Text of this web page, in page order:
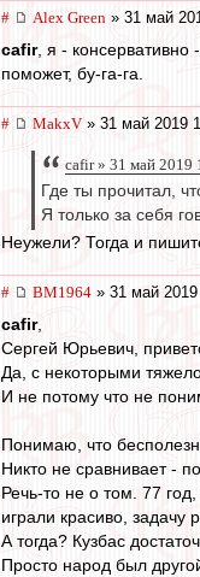
# Alex Green » 31 май
cafir, я - консервативно
поможет, бу-га-га.
# MakxV » 31 май 2019
cafir » 31 май 2019
Где ты прочитал,
Я только за себя
Неужели? Тогда и
# BM1964 » 31 май 2019
cafir,
Сергей Юрьевич,
Да, с некоторыми
И не потому что не
Понимаю, что
Никто не сравнивает -
Речь-то не о том. 77
играли красиво, задачу
А тогда? Кузбас
Просто народ был